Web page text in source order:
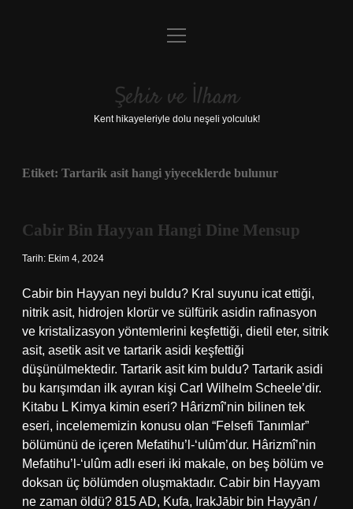
Anasayfa
Yasal Uyarı
menüyü
Şehir ve İlham
Kent hikayeleriyle dolu neşeli yolculuk!
Etiket: Tartarik asit hangi yiyeceklerde bulunur
Cabir Bin Hayyan Hangi Dine Mensup
Tarih: Ekim 4, 2024
Cabir bin Hayyan neyi buldu? Kral suyunu icat ettiği,
nitrik asit, hidrojen klorür ve sülfürik asidin rafinasyon
ve kristalizasyon yöntemlerini keşfettiği, dietil eter, sitrik
asit, asetik asit ve tartarik asidi keşfettiği
düşünülmektedir. Tartarik asit kim buldu? Tartarik asidi
bu karışımdan ilk ayıran kişi Carl Wilhelm Scheele’dir.
Kitabu L Kimya kimin eseri? Hârizmî’nin bilinen tek
eseri, incelememizin konusu olan “Felsefi Tanımlar”
bölümünü de içeren Mefatihu’l-‘ulûm’dur. Hârizmî’nin
Mefatihu’l-‘ulûm adlı eseri iki makale, on beş bölüm ve
doksan üç bölümden oluşmaktadır. Cabir bin Hayyam
ne zaman öldü? 815 AD, Kufa, IrakJābir bin Hayyān /